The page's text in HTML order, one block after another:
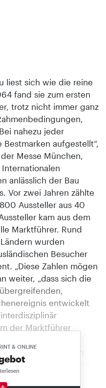
& ONLINE
liest sich wie die reine
fand sie zum ersten
trotz nicht immer ganz
nahezu jeder
aufgestellt“,
Messe München,
anlässlich der Bau
Vor zwei Jahren zählte
Aussteller aus 40
kam aus dem
Marktführer. Rund
wurden
Besucher
„Diese Zahlen mögen
weiter, „dass sich die
entwickelt
der Marktführer
an der Bau in
Unternehmen aus 40